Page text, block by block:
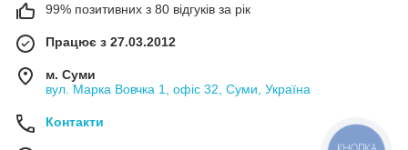
99% позитивних з 80 відгуків за рік
Працює з 27.03.2012
м. Суми
вул. Марка Вовчка 1, офіс 32, Суми, Україна
Контакти